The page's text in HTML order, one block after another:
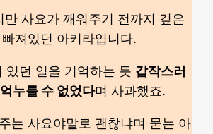
만 사요가 깨워주기 전까지 깊은
져있던 아키라입니다.
있던 일을 기억하는 듯 갑작스러
누를 수 없었다며 사과했죠.
는 사요야말로 괜찮냐며 묻는 아